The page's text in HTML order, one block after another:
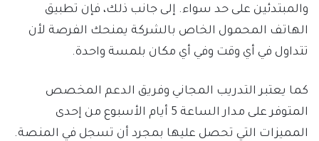
والمبتدئين على حد سواء. إلى جانب ذلك، فإن تطبيق
الهاتف المحمول الخاص بالشركة يمنحك الفرصة لأن
تتداول في أي وقت وفي أي مكان بلمسة واحدة.
كما يعتبر التدريب المجاني وفريق الدعم المخصص
المتوفر على مدار الساعة 5 أيام الأسبوع من إحدى
المميزات التي تحصل عليها بمجرد أن تسجل في المنصة.